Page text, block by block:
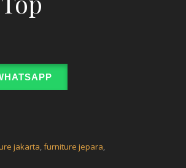
jakarta,furniture jepara,